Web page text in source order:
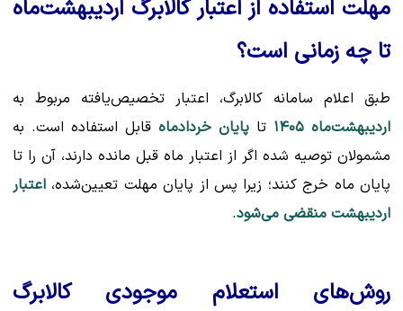
مهلت استفاده از اعتبار کالابرگ اردیبهشت‌ماه
تا چه زمانی است؟
طبق اعلام سامانه کالابرگ، اعتبار تخصیص‌یافته مربوط به
اردیبهشت‌ماه ۱۴۰۵
تا پایان خردادماه قابل استفاده است. به
مشمولان توصیه شده اگر از اعتبار ماه قبل مانده دارند، آن را تا
پایان ماه خرج کنند؛ زیرا پس از پایان مهلت تعیین‌شده، اعتبار
اردیبهشت منقضی می‌شود.
روش‌های استعلام موجودی کالابرگ